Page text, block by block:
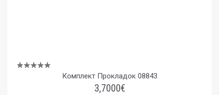
Комплект Прокладок 08843
3,7000€